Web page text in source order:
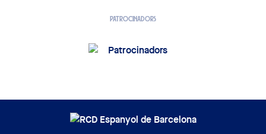
PATROCINADORS